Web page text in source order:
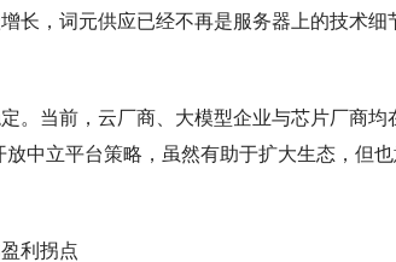
长，词元供应已经不再是服务器上的技术
。当前，云厂商、大模型企业与芯片厂商均
放中立平台策略，虽然有助于扩大生态，但
利拐点